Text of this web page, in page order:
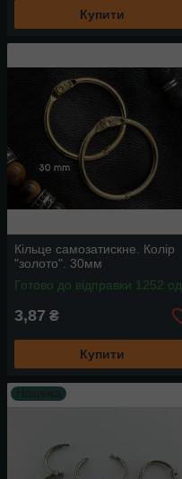
Купити
Кільце самозатискне. Колір
"золото". 30мм
Готово до відправки 1252 од.
3,87 ₴
Купити